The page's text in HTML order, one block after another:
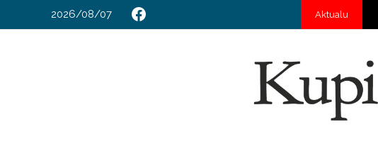
2026/08/07 Aktualu